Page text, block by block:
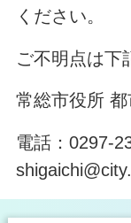
ください。
ご不明点は下
常総市役所
電話：0297-